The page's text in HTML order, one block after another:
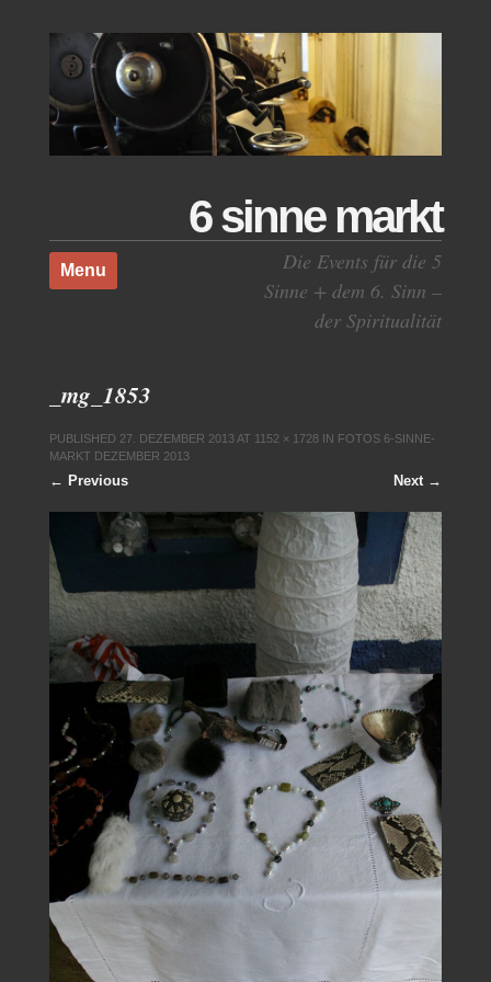
6 sinne markt
Die Events für die 5
Sinne + dem 6. Sinn –
der Spiritualität
Menu
Skip to content
_mg_1853
PUBLISHED 27. DEZEMBER 2013AT 1152 × 1728IN FOTOS 6-SINNE-
MARKT DEZEMBER 2013
← Previous Next →